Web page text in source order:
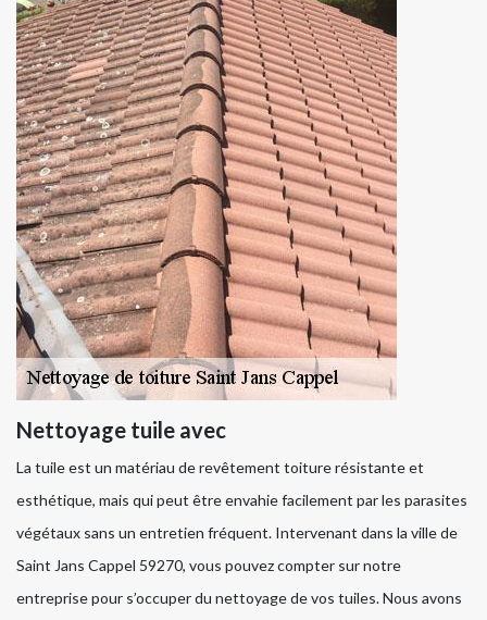
Nettoyage tuile avec
La tuile est un matériau de revêtement toiture résistante et
esthétique, mais qui peut être envahie facilement par les parasites
végétaux sans un entretien fréquent. Intervenant dans la ville de
Saint Jans Cappel 59270, vous pouvez compter sur notre
entreprise pour s’occuper du nettoyage de vos tuiles. Nous avons